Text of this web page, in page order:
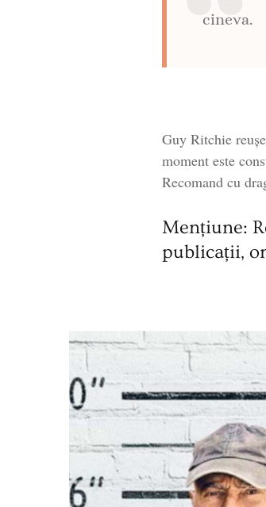
cineva.
Guy Ritchie
moment este
Recomand cu
Mențiune:
publicații,